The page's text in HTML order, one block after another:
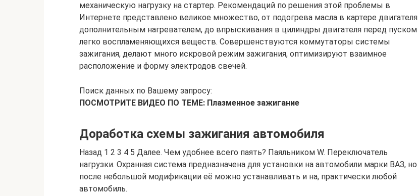
механическую нагрузку на стартер. Рекомендаций по решения этой проблемы в
Интернете представлено великое множество, от подогрева масла в картере двигателя
дополнительным нагревателем, до впрыскивания в цилиндры двигателя перед пуском
легко воспламеняющихся веществ. Совершенствуются коммутаторы системы
зажигания, делают много искровой режим зажигания, оптимизируют взаимное
расположение и форму электродов свечей.
Поиск данных по Вашему запросу:
ПОСМОТРИТЕ ВИДЕО ПО ТЕМЕ: Плазменное зажигание
Доработка схемы зажигания автомобиля
Назад 1 2 3 4 5 Далее. Чем удобнее всего паять? Паяльником W. Переключатель
нагрузки. Охранная система предназначена для установки на автомобили марки ВАЗ, но
после небольшой модификации её можно устанавливать и на, практически любой
автомобиль.